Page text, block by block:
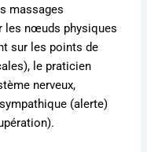
massages
les nœuds physiques
sur les points de
le praticien
nerveux,
(alerte)